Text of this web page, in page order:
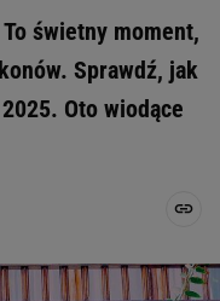
świetny moment,
Sprawdź, jak
Oto wiodące